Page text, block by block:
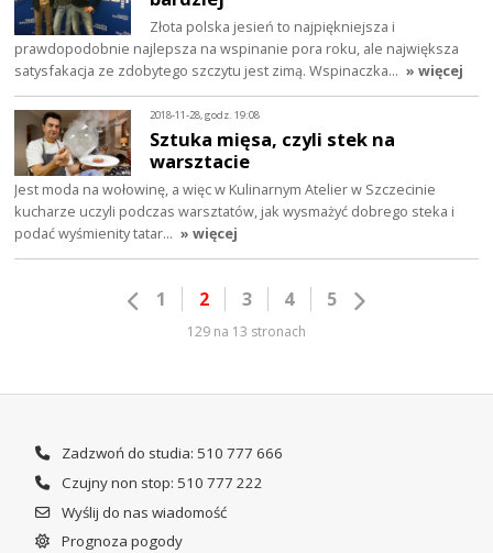
Złota polska jesień to najpiękniejsza i
prawdopodobnie najlepsza na wspinanie pora roku, ale największa
satysfakacja ze zdobytego szczytu jest zimą. Wspinaczka… » więcej
2018-11-28, godz. 19:08
Sztuka mięsa, czyli stek na
warsztacie
Jest moda na wołowinę, a więc w Kulinarnym Atelier w Szczecinie
kucharze uczyli podczas warsztatów, jak wysmażyć dobrego steka i
podać wyśmienity tatar… » więcej
1 2 3 4 5
129 na 13 stronach
Zadzwoń do studia: 510 777 666
Czujny non stop: 510 777 222
Wyślij do nas wiadomość
Prognoza pogody